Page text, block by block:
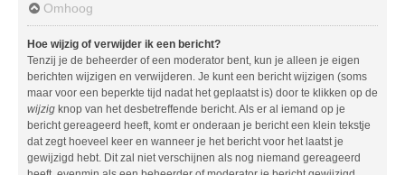
Omhoog
Hoe wijzig of verwijder ik een bericht?
Tenzij je de beheerder of een moderator bent, kun je alleen je eigen
berichten wijzigen en verwijderen. Je kunt een bericht wijzigen (soms
maar voor een beperkte tijd nadat het geplaatst is) door te klikken op de
wijzig knop van het desbetreffende bericht. Als er al iemand op je
bericht gereageerd heeft, komt er onderaan je bericht een klein tekstje
dat zegt hoeveel keer en wanneer je het bericht voor het laatst je
gewijzigd hebt. Dit zal niet verschijnen als nog niemand gereageerd